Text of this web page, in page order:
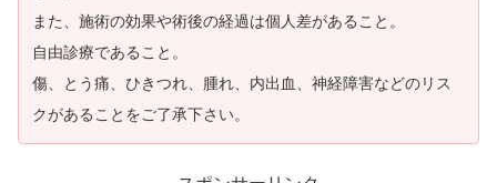
また、施術の効果や術後の経過は個人差があること。
自由診療であること。
傷、とう痛、ひきつれ、腫れ、内出血、神経障害などのリス
クがあることをご了承下さい。